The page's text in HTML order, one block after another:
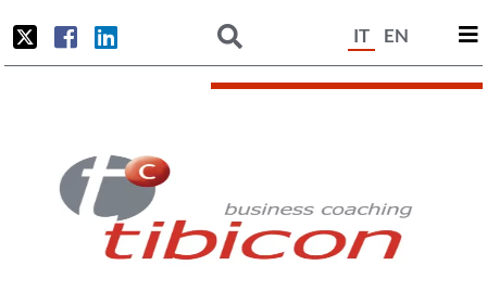
IT EN